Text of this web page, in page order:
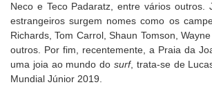
Neco e Teco Padaratz, entre vários outros.
estrangeiros surgem nomes como os
Richards, Tom Carrol, Shaun Tomson,
outros. Por fim, recentemente, a Praia da
uma joia ao mundo do surf, trata-se de
Mundial Júnior 2019.